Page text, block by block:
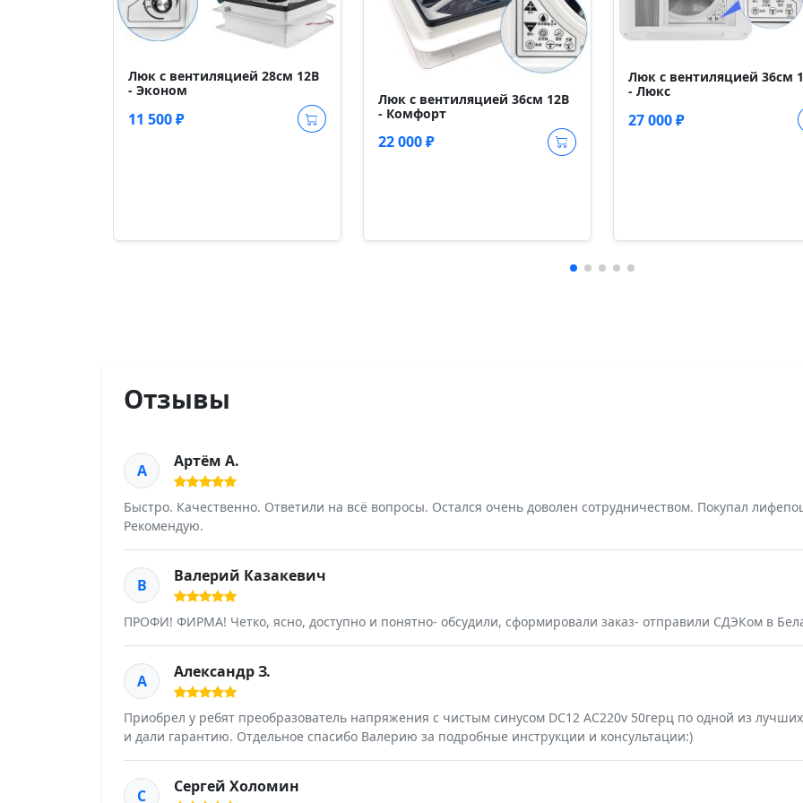
Люк с вентиляцией 28см 12В
- Эконом
11 500 ₽
Люк с вентиляцией 36см 12В
- Комфорт
22 000 ₽
Люк с вентиляцией 36см
- Люкс
27 000 ₽
Отзывы
А Артём А.
Быстро. Качественно. Ответили на всё вопросы. Остался очень доволен сотрудничеством. Покупал
Рекомендую.
В Валерий Казакевич
ПРОФИ! ФИРМА! Четко, ясно, доступно и понятно- обсудили, сформировали заказ- отправили СДЭКом в
А Александр З.
Приобрел у ребят преобразователь напряжения с чистым синусом DC12 AC220v 50герц по одной из
и дали гарантию. Отдельное спасибо Валерию за подробные инструкции и консультации:)
С Сергей Холомин